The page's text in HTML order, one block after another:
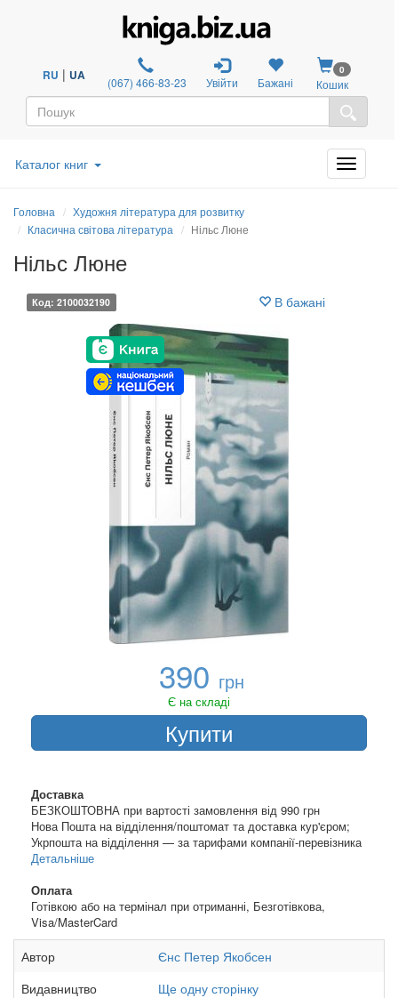
RU | UA (067) 466-83-23 Увійти Бажані
0
Кошик
Каталог книг
Головна
Художня література для розвитку
Класична світова література
Нільс Люне
Нільс Люне
Код: 2100032190 В бажані
390 грн
Є на складі
Купити
Доставка
БЕЗКОШТОВНА при вартості замовлення від 990 грн
Нова Пошта на відділення/поштомат та доставка кур'єром;
Укрпошта на відділення — за тарифами компанії-перевізника
Детальніше
Оплата
Готівкою або на термінал при отриманні, Безготівкова,
Visa/MasterCard
Автор
Єнс Петер Якобсен
Видавництво
Ще одну сторінку